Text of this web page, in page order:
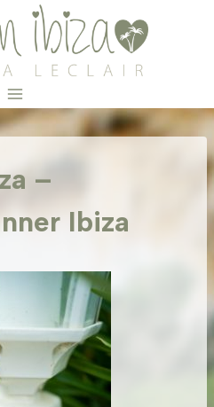
–
Ibiza